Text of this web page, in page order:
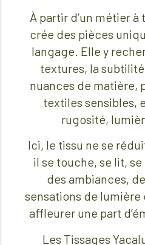
À partir d’un métier
crée des pièces
langage. Elle y
textures, la
nuances de matière,
textiles sensibles,
rugosité,
Ici, le tissu ne se
il se touche, se lit,
des ambiances,
sensations de lumière
affleurer une part
Les Tissages